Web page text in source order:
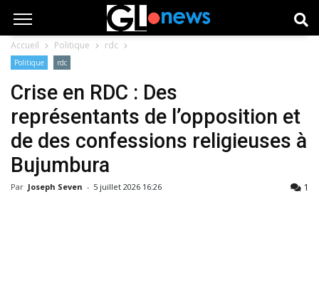
Accueil Politique rdc
Politique rdc
Crise en RDC : Des
représentants de l’opposition et
de des confessions religieuses à
Bujumbura
Par Joseph Seven - 5 juillet 2026 16:26 1